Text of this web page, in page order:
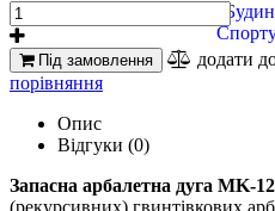
Під замовлення додати
порівняння
Опис
Відгуки (0)
Запасна арбалетна дуга MK-
(рекурсивних) гвинтівкових